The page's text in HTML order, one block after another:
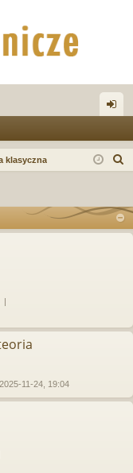
og
ę
klasyczna
k
a
, 2025-11-24, 19:04